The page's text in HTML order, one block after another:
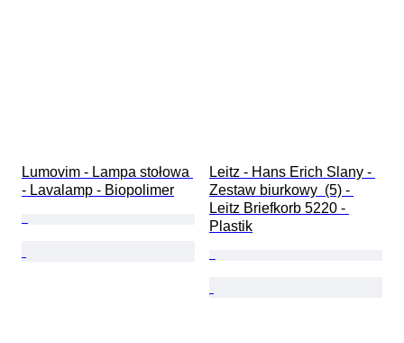
Lumovim - Lampa stołowa
- Lavalamp - Biopolimer
Leitz - Hans Erich Slany -
Zestaw biurkowy  (5) -
Leitz Briefkorb 5220 -
Plastik